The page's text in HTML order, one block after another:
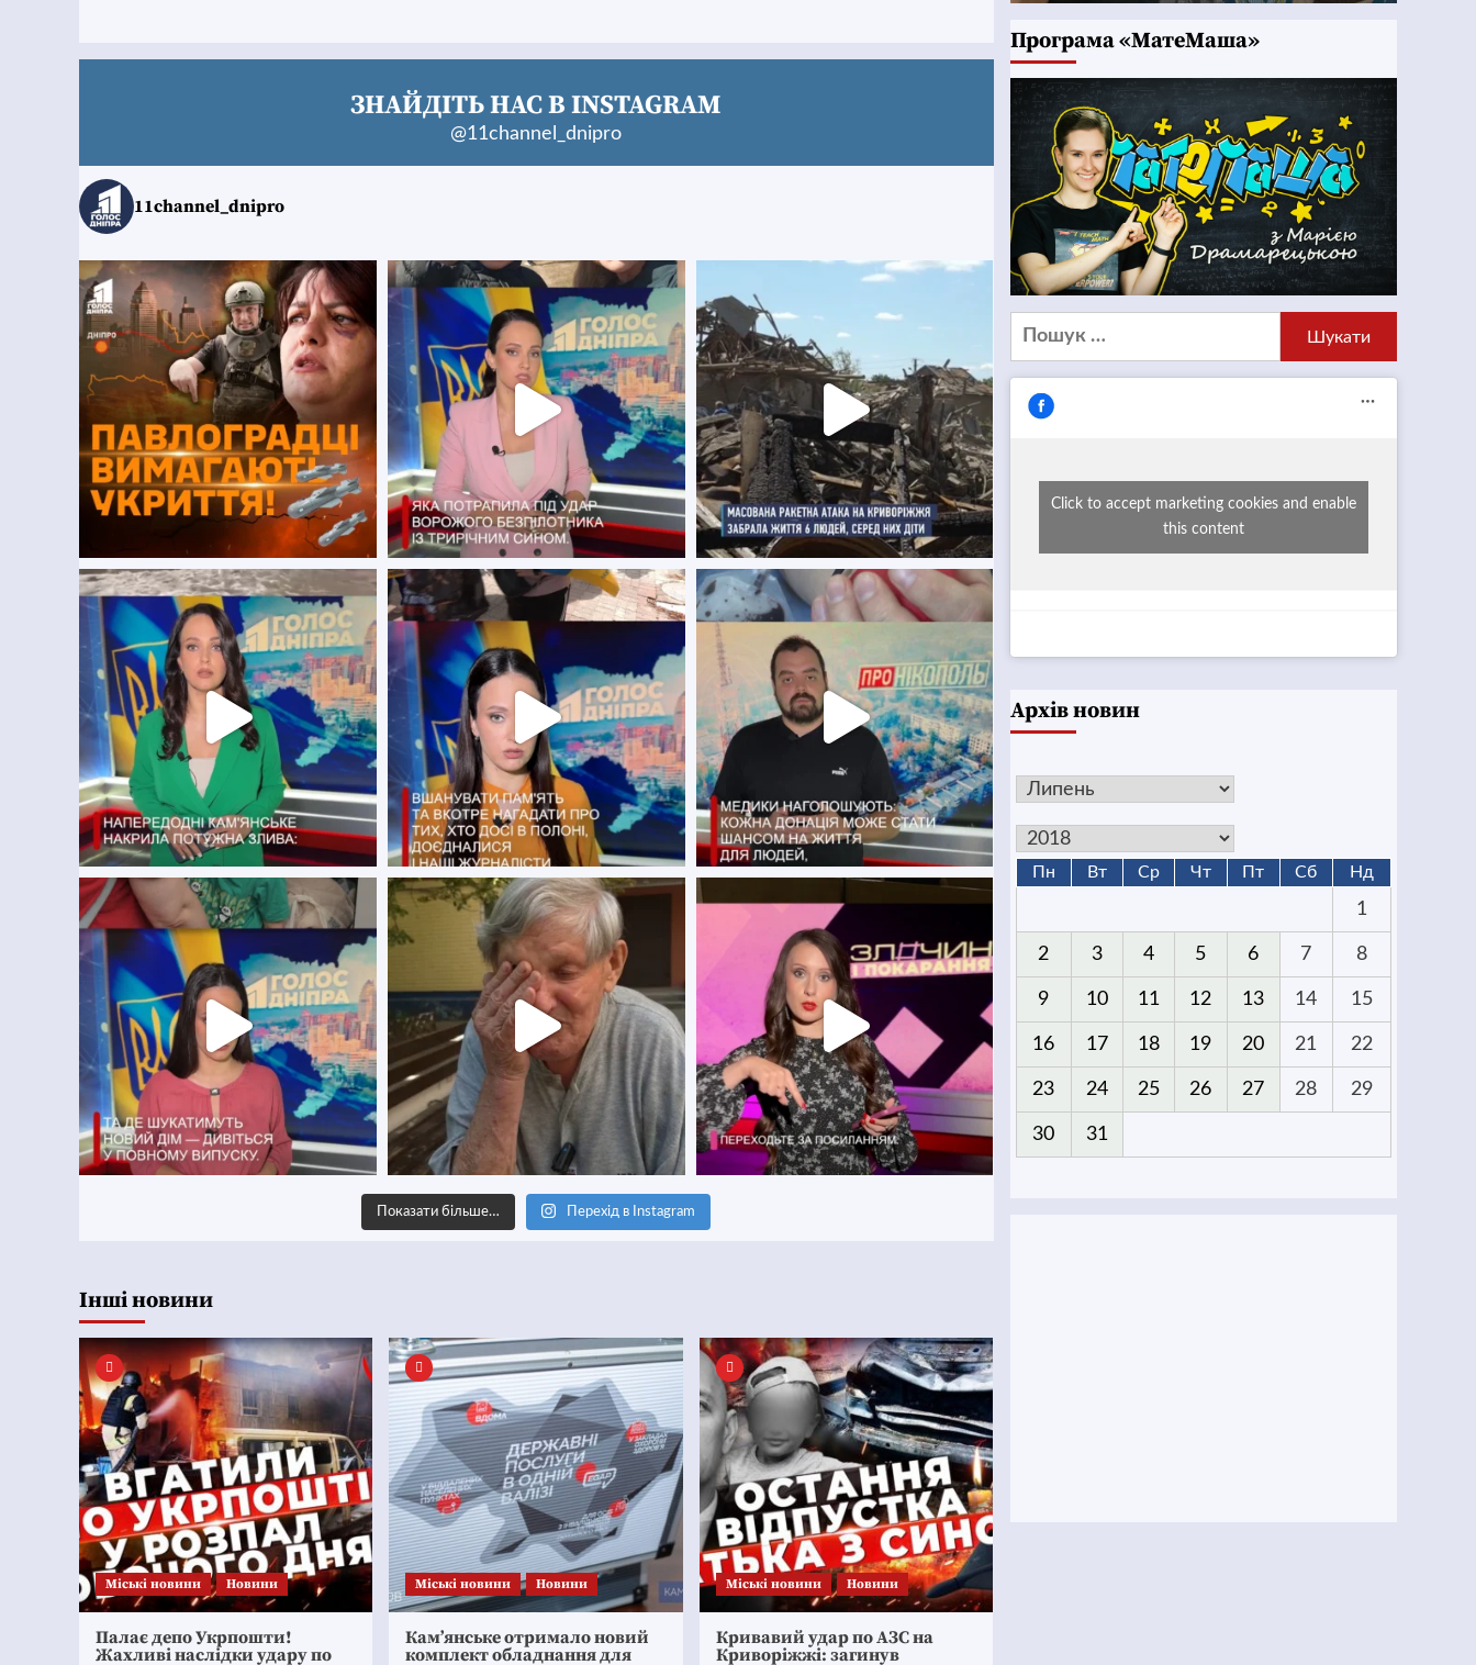
ЗНАЙДІТЬ НАС В INSTAGRAM
@11channel_dnipro
11channel_dnipro
Показати більше… Перехід в Instagram
Інші новини
Mіські новини Новини
Палає депо Укрпошти!
Жахливі наслідки удару по
Mіські новини Новини
Кам’янське отримало новий
комплект обладнання для
Mіські новини Новини
Кривавий удар по АЗС на
Криворіжжі: загинув
Програма «МатеМаша»
Пошук:
Click to accept marketing cookies and enable
this content
Архів новин
Пн Вт Ср Чт Пт Сб Нд
1
2 3 4 5 6 7 8
9 10 11 12 13 14 15
16 17 18 19 20 21 22
23 24 25 26 27 28 29
30 31